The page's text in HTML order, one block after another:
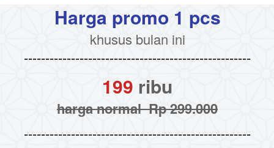
Harga promo 1 pcs
khusus bulan ini
-----------------------------------------------------
199 ribu
harga normal  Rp 299.000
-----------------------------------------------------